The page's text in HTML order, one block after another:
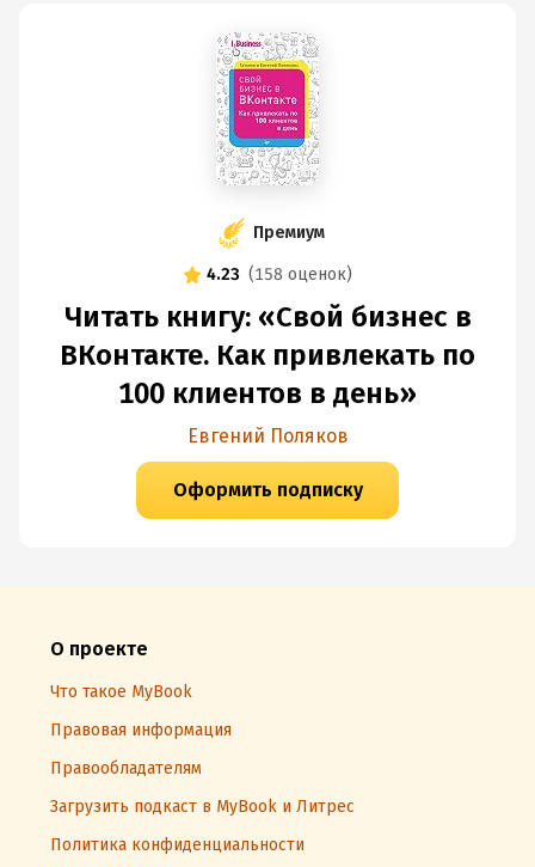
Премиум
4.23 (158 оценок)
Читать книгу: «Свой бизнес в
ВКонтакте. Как привлекать по
100 клиентов в день»
Евгений Поляков
Оформить подписку
О проекте
Что такое MyBook
Правовая информация
Правообладателям
Загрузить подкаст в MyBook и Литрес
Политика конфиденциальности